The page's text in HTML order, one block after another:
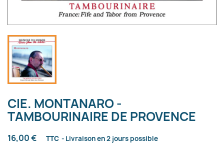
CIE. MONTANARO -
TAMBOURINAIRE DE PROVENCE
16,00 € TTC Livraison en 2 jours possible